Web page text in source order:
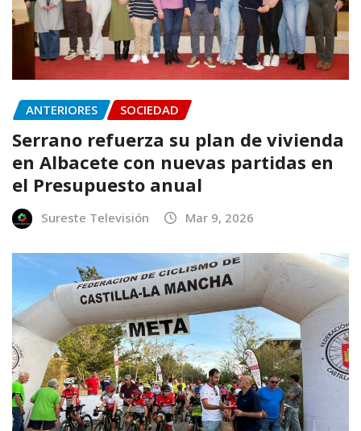
ANTERIORES SOCIEDAD
Serrano refuerza su plan de vivienda
en Albacete con nuevas partidas en
el Presupuesto anual
Sureste Televisión Mar 9, 2026